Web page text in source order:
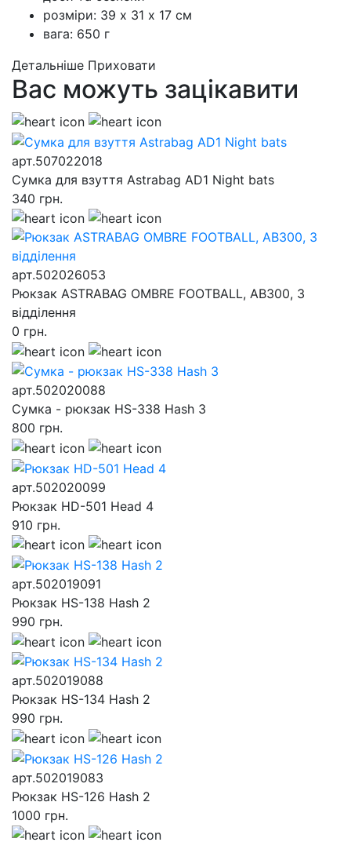
розміри: 39 х 31 х 17 см
вага: 650 г
Детальніше Приховати
Вас можуть зацікавити
арт.507022018
Сумка для взуття Astrabag AD1 Night bats
340 грн.
арт.502026053
Рюкзак ASTRABAG OMBRE FOOTBALL, AB300, 3
відділення
0 грн.
арт.502020088
Сумка - рюкзак HS-338 Hash 3
800 грн.
арт.502020099
Рюкзак HD-501 Head 4
910 грн.
арт.502019091
Рюкзак HS-138 Hash 2
990 грн.
арт.502019088
Рюкзак HS-134 Hash 2
990 грн.
арт.502019083
Рюкзак HS-126 Hash 2
1000 грн.